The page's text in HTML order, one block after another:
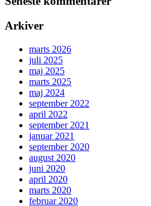
Arkiver
marts 2026
juli 2025
maj 2025
marts 2025
maj 2024
september 2022
april 2022
september 2021
januar 2021
september 2020
august 2020
juni 2020
april 2020
marts 2020
februar 2020